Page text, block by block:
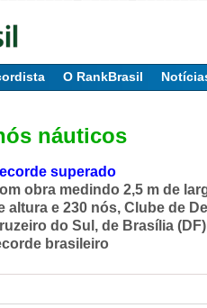
O RankBrasil
náuticos
superado
obra medindo 2,5 m de
altura e 230 nós, Clube de
do Sul, de Brasília
brasileiro